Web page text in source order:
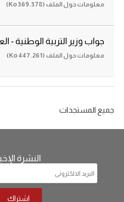
معلومات حول الملف (369.378 Ko)
جواب وزير التربية الوطنية -
معلومات حول الملف (447.261 Ko)
جميع المستجدات
النشرة